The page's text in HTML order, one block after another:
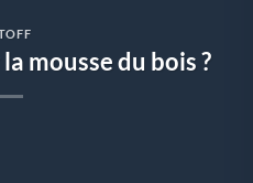
mousse du bois ?